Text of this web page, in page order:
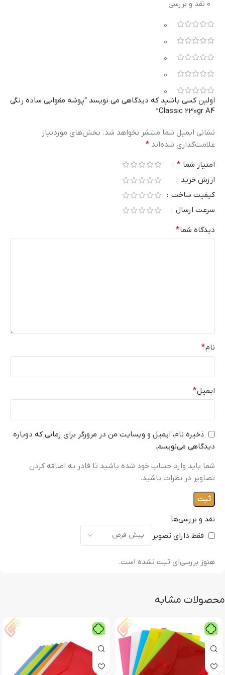
0 نقد و بررسی
0
0
0
0
0
نقد و بررسی‌ها
فقط دارای تصویر
هنوز بررسی‌ای ثبت نشده است.
اولین کسی باشید که دیدگاهی می نویسد “پوشه مقوایی ساده رنگی
Classic 230gr A4”
نشانی ایمیل شما منتشر نخواهد شد. بخش‌های موردنیاز
علامت‌گذاری شده‌اند *
امتیاز شما *
ارزش خرید
کیفیت ساخت
سرعت ارسال
دیدگاه شما*
نام*
ایمیل*
ذخیره نام، ایمیل و وبسایت من در مرورگر برای زمانی که دوباره
دیدگاهی می‌نویسم.
شما باید وارد حساب خود شده باشید تا قادر به اضافه کردن
تصاویر در نظرات باشید.
محصولات مشابه